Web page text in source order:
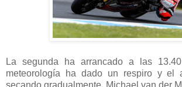
La segunda ha arrancado a las
meteorología ha dado un respiro y el
secando gradualmente. Michael van der